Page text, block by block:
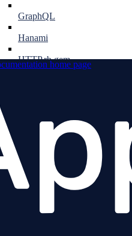
GraphQL
Hanami
HTTP.rb gem
Net::HTTP
Ownership
Padrino
Puma
home page